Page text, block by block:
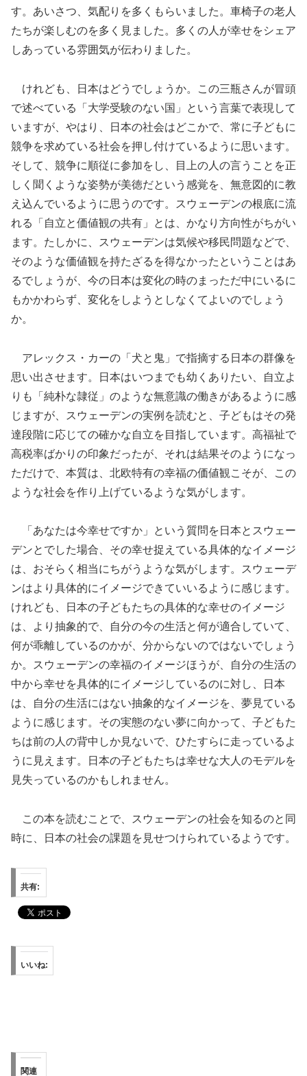
す。あいさつ、気配りを多くもらいました。車椅子の老人
たちが楽しむのを多く見ました。多くの人が幸せをシェア
しあっている雰囲気が伝わりました。
けれども、日本はどうでしょうか。この三瓶さんが冒頭
で述べている「大学受験のない国」という言葉で表現して
いますが、やはり、日本の社会はどこかで、常に子どもに
競争を求めている社会を押し付けているように思います。
そして、競争に順従に参加をし、目上の人の言うことを正
しく聞くような姿勢が美徳だという感覚を、無意図的に教
え込んでいるように思うのです。スウェーデンの根底に流
れる「自立と価値観の共有」とは、かなり方向性がちがい
ます。たしかに、スウェーデンは気候や移民問題などで、
そのような価値観を持たざるを得なかったということはあ
るでしょうが、今の日本は変化の時のまっただ中にいるに
もかかわらず、変化をしようとしなくてよいのでしょう
か。
アレックス・カーの「犬と鬼」で指摘する日本の群像を
思い出させます。日本はいつまでも幼くありたい、自立よ
りも「純朴な隷従」のような無意識の働きがあるように感
じますが、スウェーデンの実例を読むと、子どもはその発
達段階に応じての確かな自立を目指しています。高福祉で
高税率ばかりの印象だったが、それは結果そのようになっ
ただけで、本質は、北欧特有の幸福の価値観こそが、この
ような社会を作り上げているような気がします。
「あなたは今幸せですか」という質問を日本とスウェー
デンとでした場合、その幸せ捉えている具体的なイメージ
は、おそらく相当にちがうような気がします。スウェーデ
ンはより具体的にイメージできていいるように感じます。
けれども、日本の子どもたちの具体的な幸せのイメージ
は、より抽象的で、自分の今の生活と何が適合していて、
何が乖離しているのかが、分からないのではないでしょう
か。スウェーデンの幸福のイメージほうが、自分の生活の
中から幸せを具体的にイメージしているのに対し、日本
は、自分の生活にはない抽象的なイメージを、夢見ている
ように感じます。その実態のない夢に向かって、子どもた
ちは前の人の背中しか見ないで、ひたすらに走っているよ
うに見えます。日本の子どもたちは幸せな大人のモデルを
見失っているのかもしれません。
この本を読むことで、スウェーデンの社会を知るのと同
時に、日本の社会の課題を見せつけられているようです。
共有:
いいね:
関連